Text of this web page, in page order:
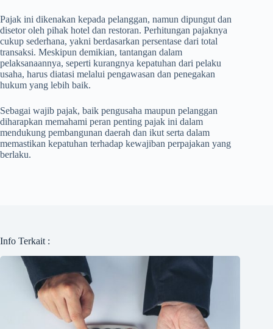
Pajak ini dikenakan kepada pelanggan, namun dipungut dan
disetor oleh pihak hotel dan restoran. Perhitungan pajaknya
cukup sederhana, yakni berdasarkan persentase dari total
transaksi. Meskipun demikian, tantangan dalam
pelaksanaannya, seperti kurangnya kepatuhan dari pelaku
usaha, harus diatasi melalui pengawasan dan penegakan
hukum yang lebih baik.
Sebagai wajib pajak, baik pengusaha maupun pelanggan
diharapkan memahami peran penting pajak ini dalam
mendukung pembangunan daerah dan ikut serta dalam
memastikan kepatuhan terhadap kewajiban perpajakan yang
berlaku.
Info Terkait :